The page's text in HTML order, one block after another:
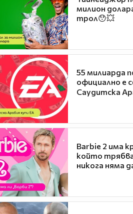
милион
трол😯💥
55 милиарда
официално е
Саудитска
Barbie 2 има
който трябва
никога няма